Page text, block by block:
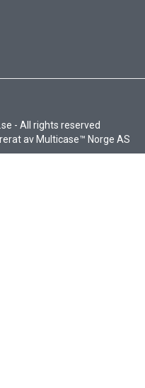
- All rights reserved
av Multicase™ Norge AS